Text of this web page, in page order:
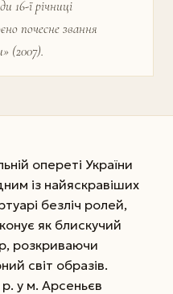
16-ї річниці
почесне звання
(2007).
опереті України
із найяскравіших
безліч ролей,
як блискучий
розкриваючи
світ образів.
у м. Арсеньєв